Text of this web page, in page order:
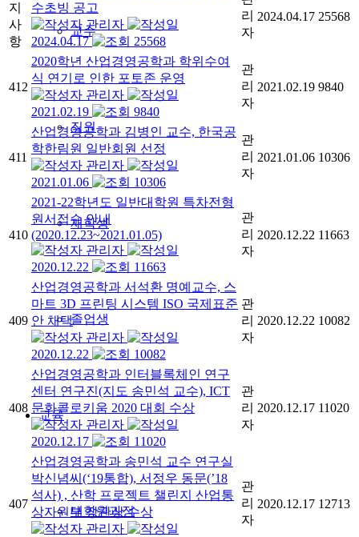
교수
직원
재학생
졸업생
교육
대학원과정
지
사
항
수초빙 공고
관리자
2024.04.17
25568
리
자
2024.04.17 25568
412
2020학년 산업경영공학과 학위수여
식 연기로 인한 포토존 운영
관리자
2021.02.19
9840
관
리
자
2021.02.19 9840
411
산업경영공학과 김병인 교수, 한국공
학한림원 일반회원 선정
관리자
2021.01.06
10306
관
리
자
2021.01.06 10306
410
2021-22학년도 일반대학원 특차전형
원서접수 안내
(2020.12.23~2021.01.05)
관리자
2020.12.22
11663
관
리
자
2020.12.22 11663
409
산업경영공학과 서석환 명예교수, 스
마트 3D 프린팅 시스템 ISO 국제표준
안 채택
관리자
2020.12.22
10082
관
리
자
2020.12.22 10082
408
산업경영공학과 인터블록체인 연구
센터 연구진(지도 송민석 교수), ICT
문화콜로키움 2020 대회 수상
관리자
2020.12.17
11020
관
리
자
2020.12.17 11020
407
산업경영공학과 송민석 교수 연구실
박신념씨(‘19통합), 서정우 동문(’18
석사) , 산학 프로젝트 챌린지 산업통
상자원부 장관상 수상
관리자
관
리
자
2020.12.17 12713